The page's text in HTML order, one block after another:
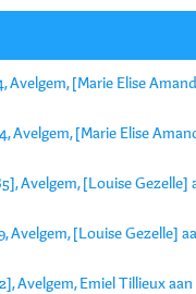
Avelgem, [Marie Elise
Avelgem, [Marie Elise
Avelgem, [Louise Gezelle]
Avelgem, [Louise Gezelle]
Avelgem, Emiel Tillieux